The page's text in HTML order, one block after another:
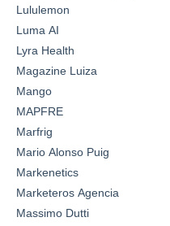
Lululemon
Luma AI
Lyra Health
Magazine Luiza
Mango
MAPFRE
Marfrig
Mario Alonso Puig
Markenetics
Marketeros Agencia
Massimo Dutti